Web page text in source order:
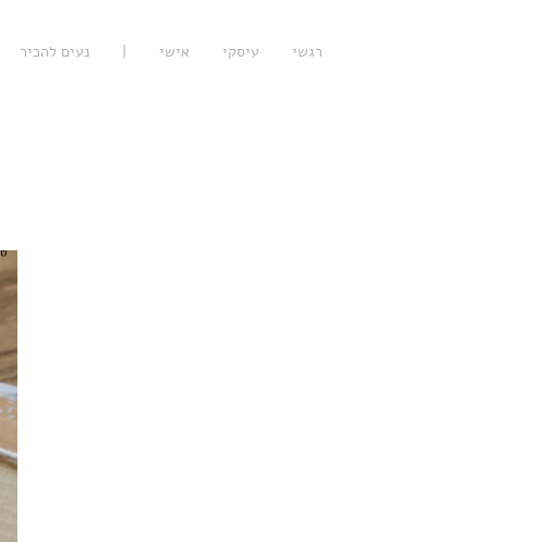
נעים להכיר | אישי עיסקי רגשי